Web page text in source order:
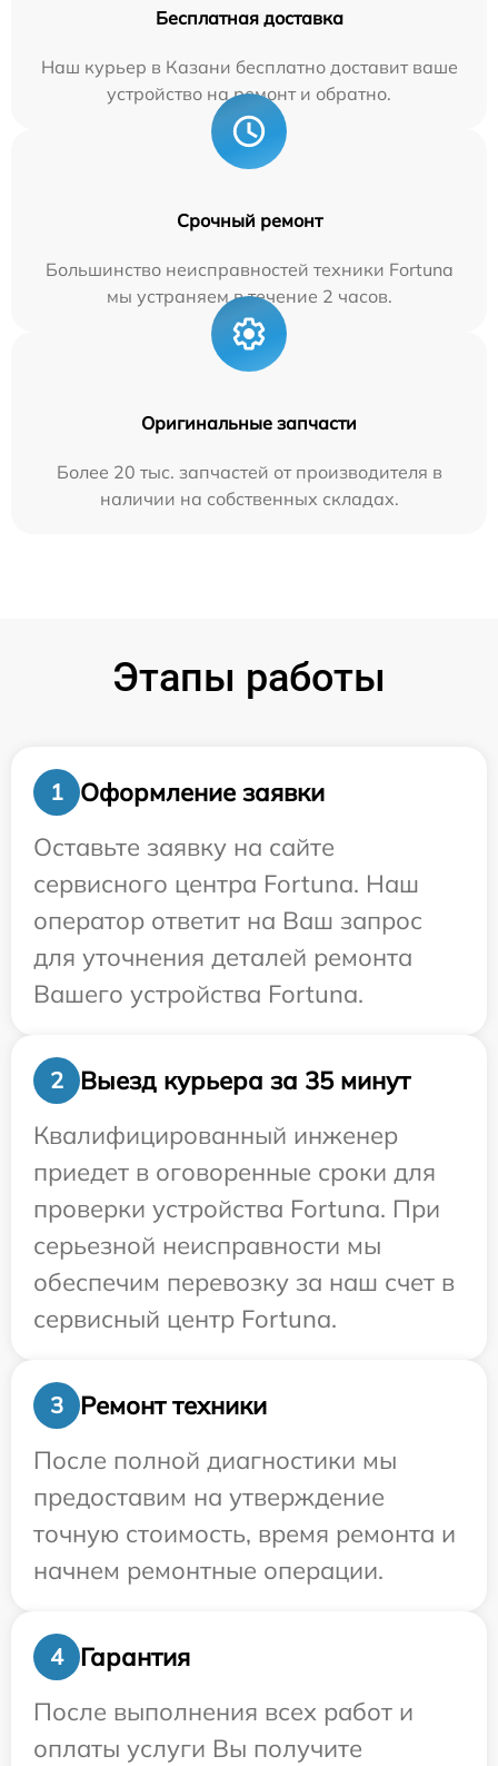
Бесплатная доставка
Наш курьер в Казани бесплатно доставит ваше
устройство на ремонт и обратно.
Срочный ремонт
Большинство неисправностей техники Fortuna
мы устраняем в течение 2 часов.
Оригинальные запчасти
Более 20 тыс. запчастей от производителя в
наличии на собственных складах.
Этапы работы
1
Оформление заявки
Оставьте заявку на сайте
сервисного центра Fortuna. Наш
оператор ответит на Ваш запрос
для уточнения деталей ремонта
Вашего устройства Fortuna.
2
Выезд курьера за 35 минут
Квалифицированный инженер
приедет в оговоренные сроки для
проверки устройства Fortuna. При
серьезной неисправности мы
обеспечим перевозку за наш счет в
сервисный центр Fortuna.
3
Ремонт техники
После полной диагностики мы
предоставим на утверждение
точную стоимость, время ремонта и
начнем ремонтные операции.
4
Гарантия
После выполнения всех работ и
оплаты услуги Вы получите